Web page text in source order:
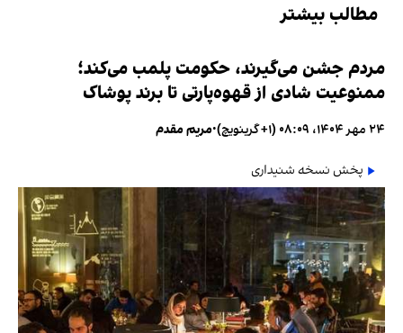
مطالب بیشتر
مردم جشن می‌گیرند، حکومت پلمب می‌کند؛
ممنوعیت شادی از قهوه‌پارتی تا برند پوشاک
۲۴ مهر ۱۴۰۴، ۰۸:۰۹ (‎+۱ گرینویچ) •مریم مقدم
پخش نسخه شنیداری